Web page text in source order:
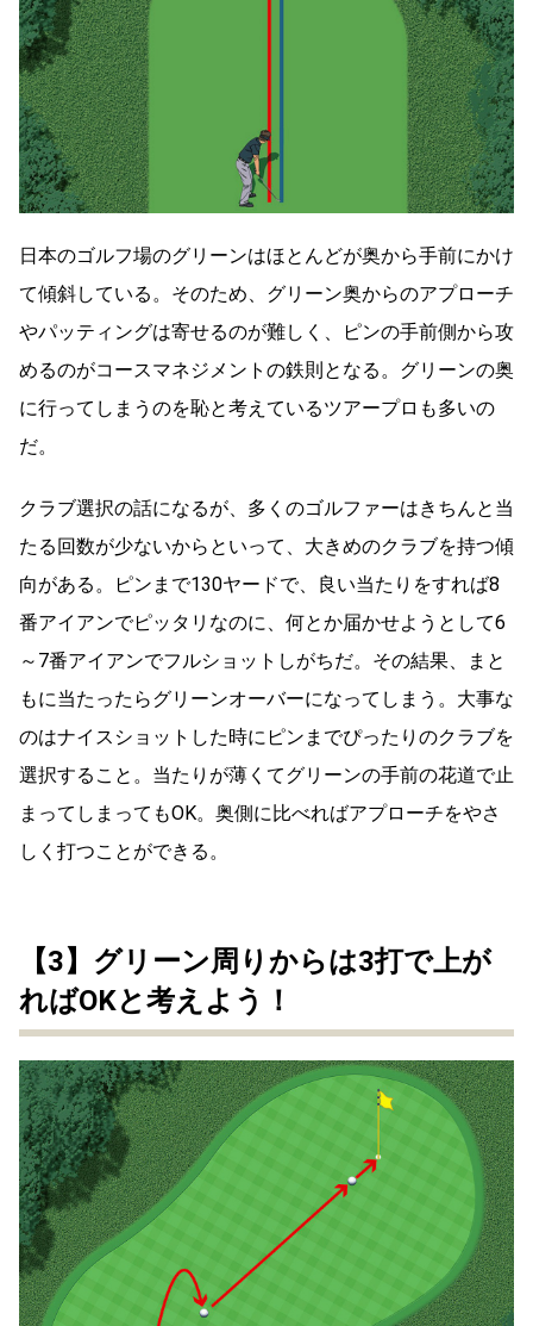
日本のゴルフ場のグリーンはほとんどが奥から手前にかけ
て傾斜している。そのため、グリーン奥からのアプローチ
やパッティングは寄せるのが難しく、ピンの手前側から攻
めるのがコースマネジメントの鉄則となる。グリーンの奥
に行ってしまうのを恥と考えているツアープロも多いの
だ。
クラブ選択の話になるが、多くのゴルファーはきちんと当
たる回数が少ないからといって、大きめのクラブを持つ傾
向がある。ピンまで130ヤードで、良い当たりをすれば8
番アイアンでピッタリなのに、何とか届かせようとして6
～7番アイアンでフルショットしがちだ。その結果、まと
もに当たったらグリーンオーバーになってしまう。大事な
のはナイスショットした時にピンまでぴったりのクラブを
選択すること。当たりが薄くてグリーンの手前の花道で止
まってしまってもOK。奥側に比べればアプローチをやさ
しく打つことができる。
【3】グリーン周りからは3打で上が
ればOKと考えよう！